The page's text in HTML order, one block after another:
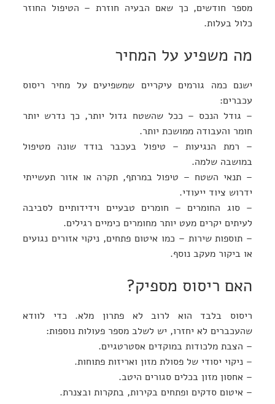
מספר חודשים, כך שאם הבעיה חוזרת – הטיפול החוזר
כלול בעלות.
מה משפיע על המחיר
ישנם כמה גורמים עיקריים שמשפיעים על מחיר ריסוס
עכברים:
– גודל הנכס – ככל שהשטח גדול יותר, כך נדרש יותר
חומר והעבודה ממושכת יותר.
– רמת הנגיעות – טיפול בעכבר בודד שונה מטיפול
במושבה שלמה.
– תנאי השטח – טיפול במרתף, תקרה או אזור תעשייתי
ידרוש ציוד ייעודי.
– סוג החומרים – חומרים טבעיים וידידותיים לסביבה
לעיתים יקרים מעט יותר מחומרים כימיים רגילים.
– תוספות שירות – כמו איטום פתחים, ניקוי אזורים נגועים
או ביקור מעקב נוסף.
האם ריסוס מספיק?
ריסוס בלבד הוא לרוב לא פתרון מלא. כדי לוודא
שהעכברים לא יחזרו, יש לשלב מספר פעולות נוספות:
– הצבת מלכודות במוקדים אסטרטגיים.
– ניקוי יסודי של פסולת מזון ואריזות פתוחות.
– אחסון מזון בכלים סגורים היטב.
– איטום סדקים ופתחים בקירות, בתקרות ובצנרת.